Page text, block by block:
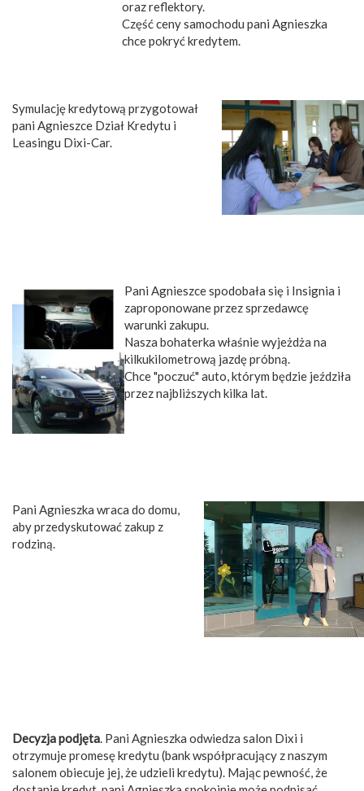
oraz reflektory.
Część ceny samochodu pani Agnieszka
chce pokryć kredytem.
Symulację kredytową przygotował
pani Agnieszce Dział Kredytu i
Leasingu Dixi-Car.
Pani Agnieszce spodobała się i Insignia i
zaproponowane przez sprzedawcę
warunki zakupu.
Nasza bohaterka właśnie wyjeżdża na
kilkukilometrową jazdę próbną.
Chce "poczuć" auto, którym będzie jeździła
przez najbliższych kilka lat.
Pani Agnieszka wraca do domu,
aby przedyskutować zakup z
rodziną.
Decyzja podjęta. Pani Agnieszka odwiedza salon Dixi i
otrzymuje promesę kredytu (bank współpracujący z naszym
salonem obiecuje jej, że udzieli kredytu). Mając pewność, że